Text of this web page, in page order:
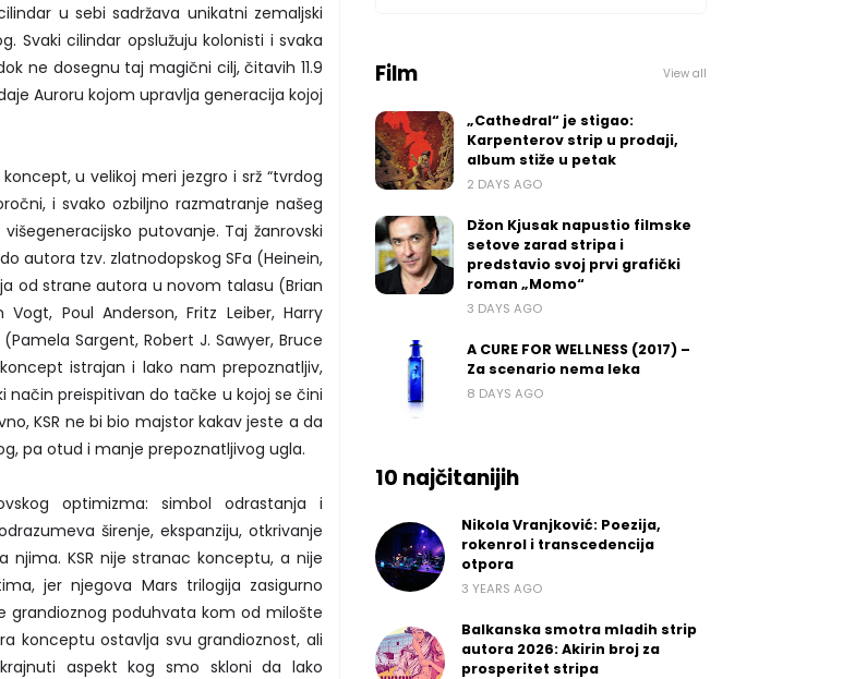
u sebi sadržava unikatni zemaljski
Svaki cilindar opslužuju kolonisti i svaka
ne dosegnu taj magični cilj, čitavih 11.9
Auroru kojom upravlja generacija kojoj
u velikoj meri jezgro i srž “tvrdog
i svako ozbiljno razmatranje našeg
putovanje. Taj žanrovski
autora tzv. zlatnodopskog SFa (Heinein,
od strane autora u novom talasu (Brian
Vogt, Poul Anderson, Fritz Leiber, Harry
Sargent, Robert J. Sawyer, Bruce
istrajan i lako nam prepoznatljiv,
preispitivan do tačke u kojoj se čini
KSR ne bi bio majstor kakav jeste a da
pa otud i manje prepoznatljivog ugla.
optimizma: simbol odrastanja i
širenje, ekspanziju, otkrivanje
KSR nije stranac konceptu, a nije
jer njegova Mars trilogija zasigurno
grandioznog poduhvata kom od milošte
konceptu ostavlja svu grandioznost, ali
aspekt kog smo skloni da lako
Film View all
„Cathedral“ je stigao:
Karpenterov strip u prodaji,
album stiže u petak
2 DAYS AGO
Džon Kjusak napustio filmske
setove zarad stripa i
predstavio svoj prvi grafički
roman „Momo“
3 DAYS AGO
A CURE FOR WELLNESS (2017) –
Za scenario nema leka
8 DAYS AGO
10 najčitanijih
Nikola Vranjković: Poezija,
rokenrol i transcedencija
otpora
3 YEARS AGO
Balkanska smotra mladih strip
autora 2026: Akirin broj za
prosperitet stripa